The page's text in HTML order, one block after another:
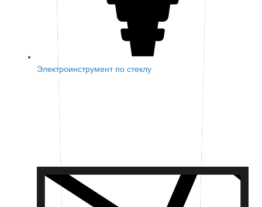
Электроинструмент по стеклу